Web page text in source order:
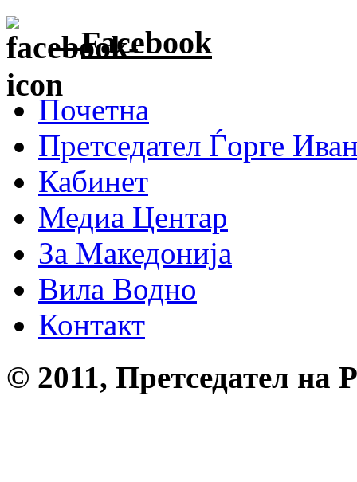
Facebook
Почетна
Претседател Ѓорге
Кабинет
Медиа Центар
За Македонија
Вила Водно
Контакт
© 2011, Претседател на